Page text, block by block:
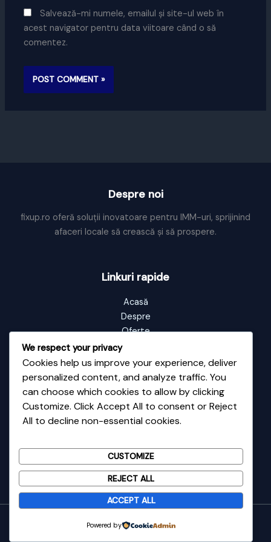
Salvează-mi numele, emailul și site-ul web în
acest navigator pentru data viitoare când o să
comentez.
Despre noi
fixup.ro oferă soluții inovatoare pentru IMM-uri, sprijinind
afaceri locale să crească și să prospere.
Linkuri rapide
Acasă
Despre
Oferte
Portofoliu
Blog
Contact
Informații de contact
Email: contact@fixup.ro
Telefon: 0726135589
Drepturi de autor © 2026 fixup.ro
We respect your privacy
Cookies help us improve your experience, deliver
personalized content, and analyze traffic. You
can choose which cookies to allow by clicking
Customize. Click Accept All to consent or Reject
All to decline non-essential cookies.
CUSTOMIZE
REJECT ALL
ACCEPT ALL
Powered by